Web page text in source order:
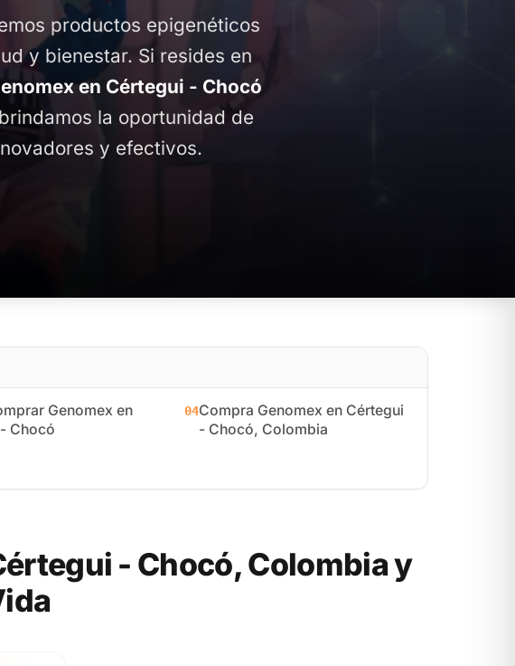
productos epigenéticos
y bienestar. Si resides en
en Cértegui - Chocó
la oportunidad de
y efectivos.
Genomex en
Chocó
04Compra Genomex en Cértegui
- Chocó, Colombia
- Chocó, Colombia y